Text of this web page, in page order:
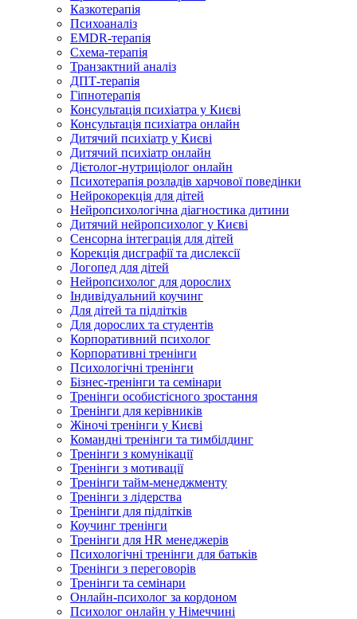
Казкотерапія
Психоаналіз
EMDR-терапія
Схема-терапія
Транзактний аналіз
ДПТ-терапія
Гіпнотерапія
Консультація психіатра у Києві
Консультація психіатра онлайн
Дитячий психіатр у Києві
Дитячий психіатр онлайн
Дієтолог-нутриціолог онлайн
Психотерапія розладів харчової поведінки
Нейрокорекція для дітей
Нейропсихологічна діагностика дитини
Дитячий нейропсихолог у Києві
Сенсорна інтеграція для дітей
Корекція дисграфії та дислексії
Логопед для дітей
Нейропсихолог для дорослих
Індивідуальний коучинг
Для дітей та підлітків
Для дорослих та студентів
Корпоративний психолог
Корпоративні тренінги
Психологічні тренінги
Бізнес-тренінги та семінари
Тренінги особистісного зростання
Тренінги для керівників
Жіночі тренінги у Києві
Командні тренінги та тимбілдинг
Тренінги з комунікації
Тренінги з мотивації
Тренінги тайм-менеджменту
Тренінги з лідерства
Тренінги для підлітків
Коучинг тренінги
Тренінги для HR менеджерів
Психологічні тренінги для батьків
Тренінги з переговорів
Тренінги та семінари
Онлайн-психолог за кордоном
Психолог онлайн у Німеччині